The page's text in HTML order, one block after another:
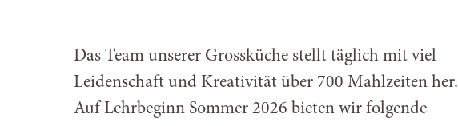
Das Team unserer Grossküche stellt täglich mit viel
Leidenschaft und Kreativität über 700 Mahlzeiten her.
Auf Lehrbeginn Sommer 2026 bieten wir folgende